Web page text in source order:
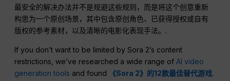
最安全的解决办法并不是规避这些规则，而是将这个创意重新
构思为一个原创场景，其中包含原创角色、已获得授权或自有
版权的参考素材，以及清晰的电影化表现手法。.
If you don’t want to be limited by Sora 2’s content
restrictions, we’ve researched a wide range ofAI video
generation tools and found 《Sora 2》的12款最佳替代游戏.